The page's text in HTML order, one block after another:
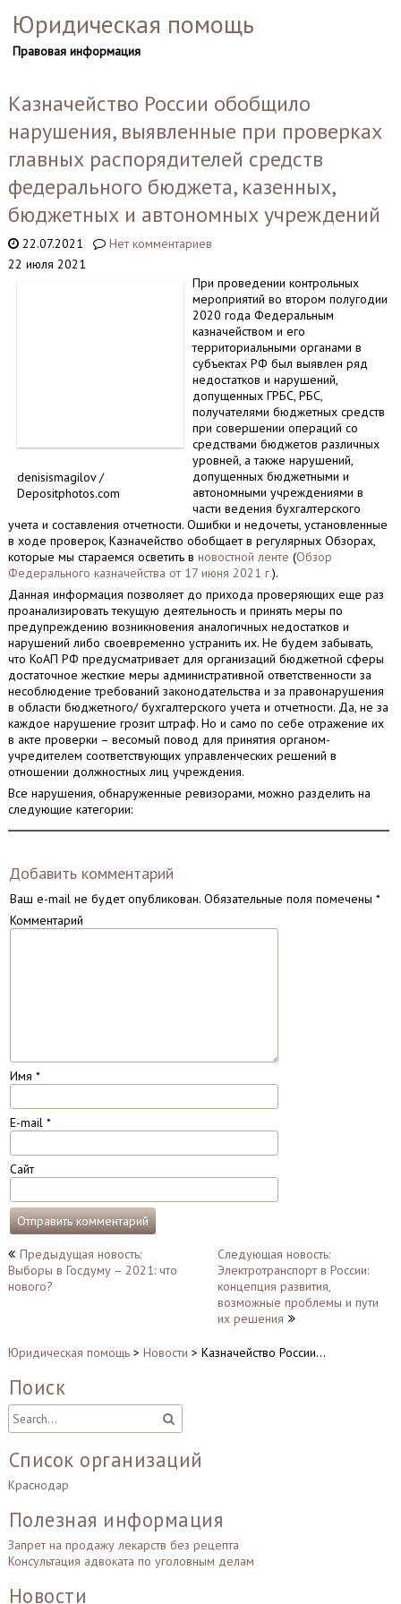
Юридическая помощь
Правовая информация
Казначейство России обобщило
нарушения, выявленные при проверках
главных распорядителей средств
федерального бюджета, казенных,
бюджетных и автономных учреждений
22.07.2021
Нет комментариев
22 июля 2021
denisismagilov /
Depositphotos.com
При проведении контрольных
мероприятий во втором полугодии
2020 года Федеральным
казначейством и его
территориальными органами в
субъектах РФ был выявлен ряд
недостатков и нарушений,
допущенных ГРБС, РБС,
получателями бюджетных средств
при совершении операций со
средствами бюджетов различных
уровней, а также нарушений,
допущенных бюджетными и
автономными учреждениями в
части ведения бухгалтерского
учета и составления отчетности. Ошибки и недочеты, установленные
в ходе проверок, Казначейство обобщает в регулярных Обзорах,
которые мы стараемся осветить в новостной ленте (Обзор
Федерального казначейства от 17 июня 2021 г.).
Данная информация позволяет до прихода проверяющих еще раз
проанализировать текущую деятельность и принять меры по
предупреждению возникновения аналогичных недостатков и
нарушений либо своевременно устранить их. Не будем забывать,
что КоАП РФ предусматривает для организаций бюджетной сферы
достаточное жесткие меры административной ответственности за
несоблюдение требований законодательства и за правонарушения
в области бюджетного/ бухгалтерского учета и отчетности. Да, не за
каждое нарушение грозит штраф. Но и само по себе отражение их
в акте проверки – весомый повод для принятия органом-
учредителем соответствующих управленческих решений в
отношении должностных лиц учреждения.
Все нарушения, обнаруженные ревизорами, можно разделить на
следующие категории:
Добавить комментарий
Ваш e-mail не будет опубликован.Обязательные поля помечены *
Комментарий
Имя *
E-mail *
Сайт
Навигация
по
Предыдущая новость:
Выборы в Госдуму – 2021: что
нового?
Следующая новость:
Электротранспорт в России:
концепция развития,
возможные проблемы и пути
их решения
Юридическая помощь> Новости > Казначейство России…
Поиск
Список организаций
Краснодар
Полезная информация
Запрет на продажу лекарств без рецепта
Консультация адвоката по уголовным делам
Новости